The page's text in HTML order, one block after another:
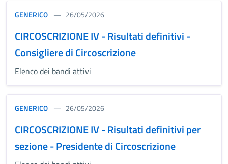
GENERICO 26/05/2026
CIRCOSCRIZIONE IV - Risultati definitivi -
Consigliere di Circoscrizione
Elenco dei bandi attivi
GENERICO 26/05/2026
CIRCOSCRIZIONE IV - Risultati definitivi per
sezione - Presidente di Circoscrizione